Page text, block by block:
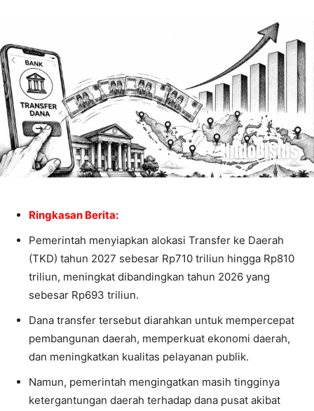
Ringkasan Berita:
Pemerintah menyiapkan alokasi Transfer ke Daerah
(TKD) tahun 2027 sebesar Rp710 triliun hingga Rp810
triliun, meningkat dibandingkan tahun 2026 yang
sebesar Rp693 triliun.
Dana transfer tersebut diarahkan untuk mempercepat
pembangunan daerah, memperkuat ekonomi daerah,
dan meningkatkan kualitas pelayanan publik.
Namun, pemerintah mengingatkan masih tingginya
ketergantungan daerah terhadap dana pusat akibat